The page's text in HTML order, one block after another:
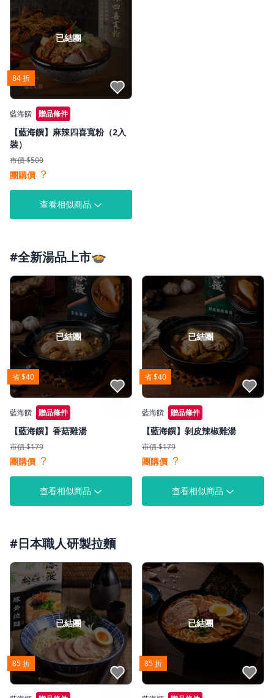
84 折
已結團
藍海饌 贈品條件
【藍海饌】麻辣四喜寬粉（2入
裝）
市價 $500
團購價 ？
查看相似商品
#全新湯品上市🍲
省 $40
已結團
點我收藏
藍海饌 贈品條件
【藍海饌】香菇雞湯
市價 $179
團購價 ？
查看相似商品
省 $40
已結團
點我收藏
藍海饌 贈品條件
【藍海饌】剝皮辣椒雞湯
市價 $179
團購價 ？
查看相似商品
#日本職人研製拉麵
85 折
已結團
點我收藏
85 折
已結團